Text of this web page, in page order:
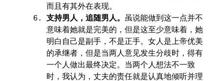
而且有其外在表现。
支持男人，追随男人。 虽说能做到这一点并不
意味着她就是完美的，但是这至少意味着，她
明白自己是副手，不是正手。女人是上帝优美
的承继者，但是当两人意见发生分歧时，得有
一个人做出最终决定。当两个人想法不一致
时，我认为，丈夫的责任就是认真地倾听并理